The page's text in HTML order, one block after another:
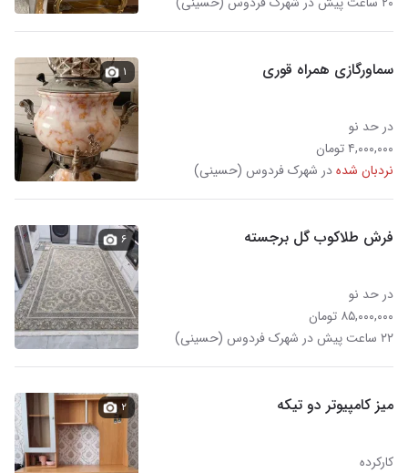
سماورگازی همراه قوری
در حد نو
۴,۰۰۰,۰۰۰ تومان
نردبان شدهدر شهرک فردوس (حسینی)
۱
فرش طلاکوب گل برجسته
در حد نو
۸۵,۰۰۰,۰۰۰ تومان
۲۲ ساعت پیش در شهرک فردوس (حسینی)
۶
میز کامپیوتر دو تیکه
کارکرده
۲